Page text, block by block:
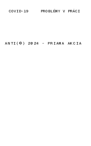
COVID-19 PROBLÉMY V PRÁCI
ANTI(©) 2024 - PRIAMA AKCIA